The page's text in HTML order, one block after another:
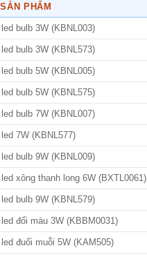
PHẨM
led bulb 3W (KBNL003)
led bulb 3W (KBNL573)
led bulb 5W (KBNL005)
led bulb 5W (KBNL575)
led bulb 7W (KBNL007)
led 7W (KBNL577)
led bulb 9W (KBNL009)
led xông thanh long 6W (BXTL0061)
led bulb 9W (KBNL579)
led đổi màu 3W (KBBM0031)
led đuổi muỗi 5W (KAM505)